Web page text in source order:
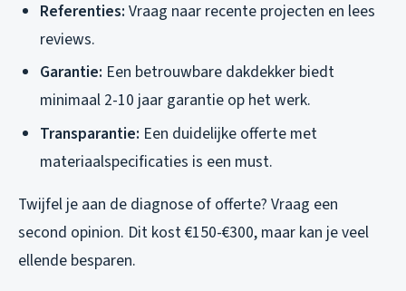
Referenties: Vraag naar recente projecten en lees
reviews.
Garantie: Een betrouwbare dakdekker biedt
minimaal 2-10 jaar garantie op het werk.
Transparantie: Een duidelijke offerte met
materiaalspecificaties is een must.
Twijfel je aan de diagnose of offerte? Vraag een
second opinion. Dit kost €150-€300, maar kan je veel
ellende besparen.